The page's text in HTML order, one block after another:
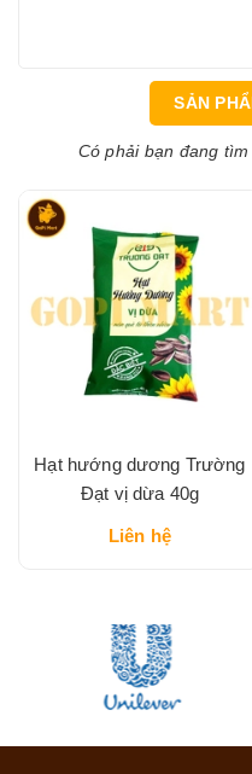
SẢN
Có phải bạn đang
Hạt hướng dương Trường
Đạt vị dừa 40g
Liên hệ